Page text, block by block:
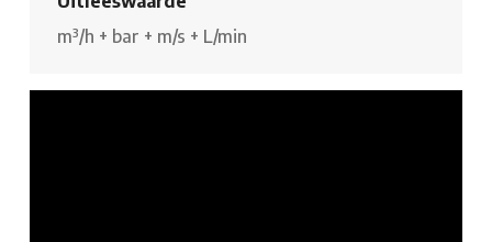
m³/h + bar + m/s + L/min